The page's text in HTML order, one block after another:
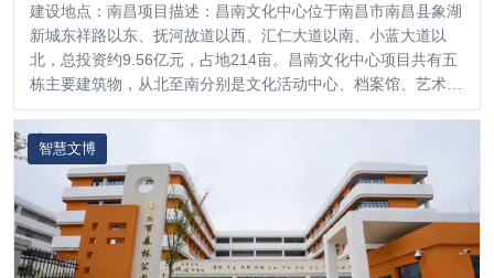
建设地点：南昌项目描述：昌南文化中心位于南昌市南昌县象湖
新城东祥路以东、抚河故道以西、汇仁大道以南、小蓝大道以
北，总投资约9.56亿元，占地214亩。昌南文化中心项目共有五
栋主要建筑物，从北至南分别是文化活动中心、档案馆、艺术展
览馆中心、广电图书中心和大剧院，整体造型协调统一。
智慧文博